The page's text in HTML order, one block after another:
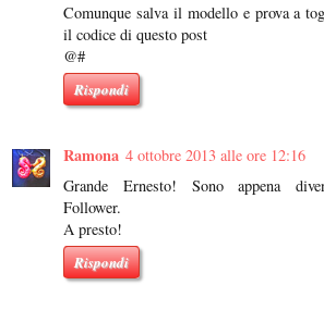
Comunque salva il modello e prova a
il codice di questo post
@#
Rispondi
Ramona 4 ottobre 2013 alle ore 12:16
Grande Ernesto! Sono appena
Follower.
A presto!
Rispondi